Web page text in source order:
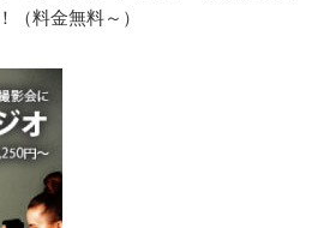
（料金無料～）